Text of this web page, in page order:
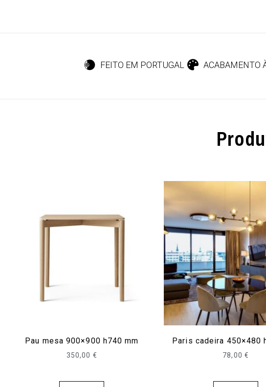
FEITO EM PORTUGAL ACABAMENTO
Pau mesa 900×900 h740 mm
350,00 €
Paris cadeira 450×480
78,00 €